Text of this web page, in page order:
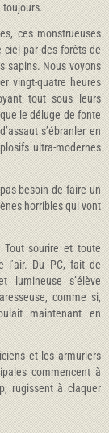
toujours.
ces monstrueuses
par des forêts de
sapins. Nous voyons
vingt-quatre heures
tout sous leurs
le déluge de fonte
s’ébranler en
ultra-modernes
besoin de faire un
horribles qui vont
Tout sourire et toute
l’air. Du PC, fait de
s’élève
comme si,
maintenant en
et les armuriers
commencent à
rugissent à claquer